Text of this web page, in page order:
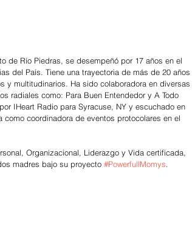
de Río Piedras, se desempeñó por 17 años en el
del País. Tiene una trayectoria de más de 20 años
y multitudinarios. Ha sido colaboradora en diversas
radiales como: Para Buen Entendedor y A Todo
IHeart Radio para Syracuse, NY y escuchado en
coordinadora de eventos protocolares en el
Organizacional, Liderazgo y Vida certificada,
madres bajo su proyecto #PowerfullMomys.